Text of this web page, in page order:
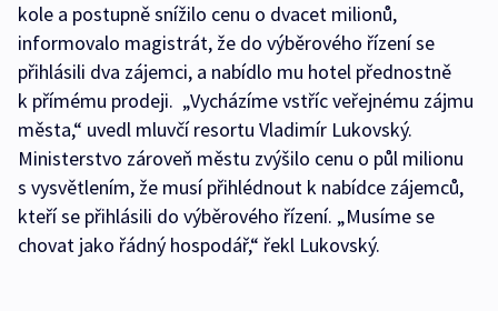
kole a postupně snížilo cenu o dvacet milionů,
informovalo magistrát, že do výběrového řízení se
přihlásili dva zájemci, a nabídlo mu hotel přednostně
k přímému prodeji. „Vycházíme vstříc veřejnému zájmu
města,“ uvedl mluvčí resortu Vladimír Lukovský.
Ministerstvo zároveň městu zvýšilo cenu o půl milionu
s vysvětlením, že musí přihlédnout k nabídce zájemců,
kteří se přihlásili do výběrového řízení. „Musíme se
chovat jako řádný hospodář,“ řekl Lukovský.